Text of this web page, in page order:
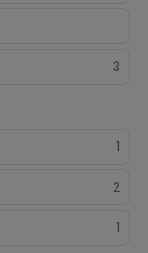
3
1
2
1